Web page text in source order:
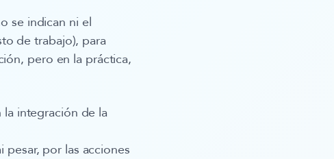
se indican ni el
de trabajo), para
pero en la práctica,
la integración de la
pesar, por las acciones